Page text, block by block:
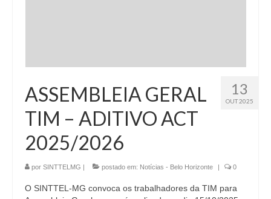
13
OUT 2025
ASSEMBLEIA GERAL
TIM – ADITIVO ACT
2025/2026
por SINTTELMG postado em: Notícias - Belo Horizonte 0
O SINTTEL-MG convoca os trabalhadores da TIM para